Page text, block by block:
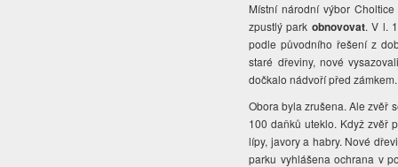
Místní národní výbor
zpustlý park obnovovat. V l.
podle původního řešení z
staré dřeviny, nové
dočkalo nádvoří před
Obora byla zrušena. Ale zvěř
100 daňků uteklo. Když zvěř
lípy, javory a habry. Nové
parku vyhlášena ochrana v